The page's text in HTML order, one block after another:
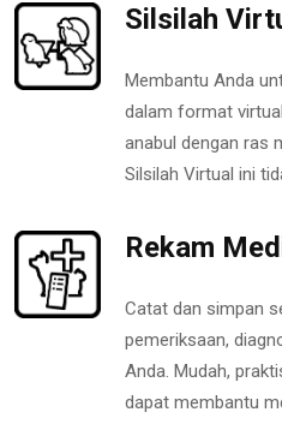
Silsilah
Membantu Anda
dalam format
anabul dengan ras
Silsilah Virtual ini
Rekam
Catat dan simpan
pemeriksaan,
Anda. Mudah,
dapat membantu